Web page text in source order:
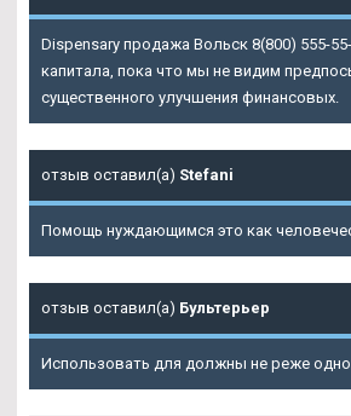
Dispensary продажа Вольск 8(800) 555-
капитала, пока что мы не видим
существенного улучшения финансовых.
отзыв оставил(а) Stefani
Помощь нуждающимся это как
отзыв оставил(а) Бультерьер
Использовать для должны не реже